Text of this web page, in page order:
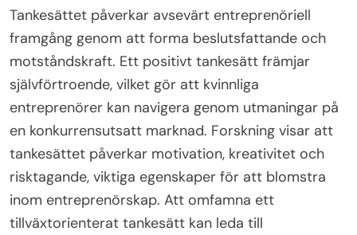
Tankesättet påverkar avsevärt entreprenöriell
framgång genom att forma beslutsfattande och
motståndskraft. Ett positivt tankesätt främjar
självförtroende, vilket gör att kvinnliga
entreprenörer kan navigera genom utmaningar på
en konkurrensutsatt marknad. Forskning visar att
tankesättet påverkar motivation, kreativitet och
risktagande, viktiga egenskaper för att blomstra
inom entreprenörskap. Att omfamna ett
tillväxtorienterat tankesätt kan leda till